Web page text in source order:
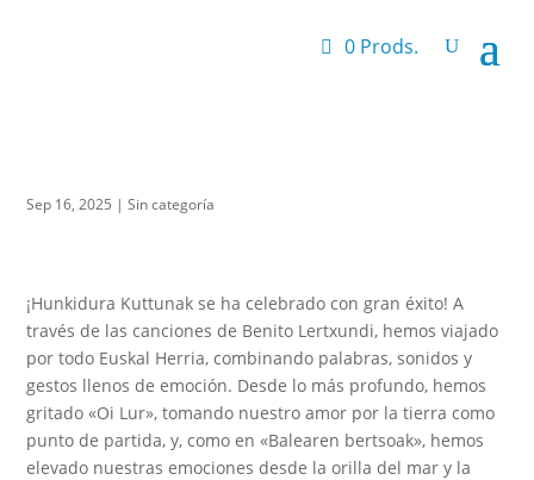
0 Prods.
Sep 16, 2025 |Sin categoría
¡Hunkidura Kuttunak se ha celebrado con gran éxito! A
través de las canciones de Benito Lertxundi, hemos viajado
por todo Euskal Herria, combinando palabras, sonidos y
gestos llenos de emoción. Desde lo más profundo, hemos
gritado «Oi Lur», tomando nuestro amor por la tierra como
punto de partida, y, como en «Balearen bertsoak», hemos
elevado nuestras emociones desde la orilla del mar y la